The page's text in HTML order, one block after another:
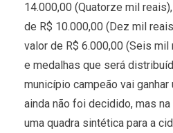
14.000,00 (Quatorze mil
de R$ 10.000,00 (Dez mil
valor de R$ 6.000,00 (Seis
e medalhas que será
município campeão vai
ainda não foi decidido, mas
uma quadra sintética para a